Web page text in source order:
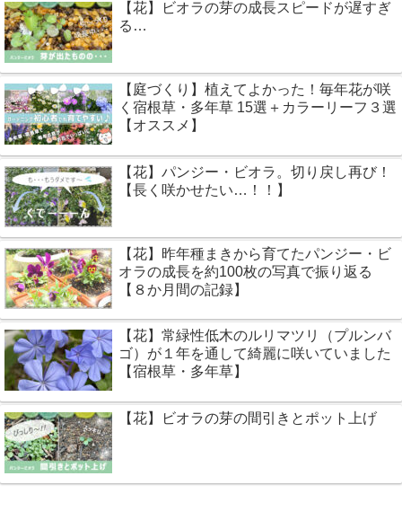
【花】ビオラの芽の成長スピードが遅すぎ
る…
【庭づくり】植えてよかった！毎年花が咲
く宿根草・多年草 15選＋カラーリーフ３選
【オススメ】
【花】パンジー・ビオラ。切り戻し再び！
【長く咲かせたい…！！】
【花】昨年種まきから育てたパンジー・ビ
オラの成長を約100枚の写真で振り返る
【８か月間の記録】
【花】常緑性低木のルリマツリ（プルンバ
ゴ）が１年を通して綺麗に咲いていました
【宿根草・多年草】
【花】ビオラの芽の間引きとポット上げ